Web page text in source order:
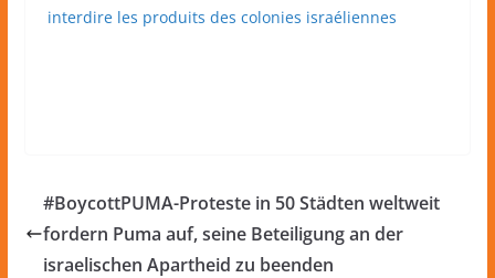
interdire les produits des colonies israéliennes
#BoycottPUMA-Proteste in 50 Städten weltweit
fordern Puma auf, seine Beteiligung an der
israelischen Apartheid zu beenden